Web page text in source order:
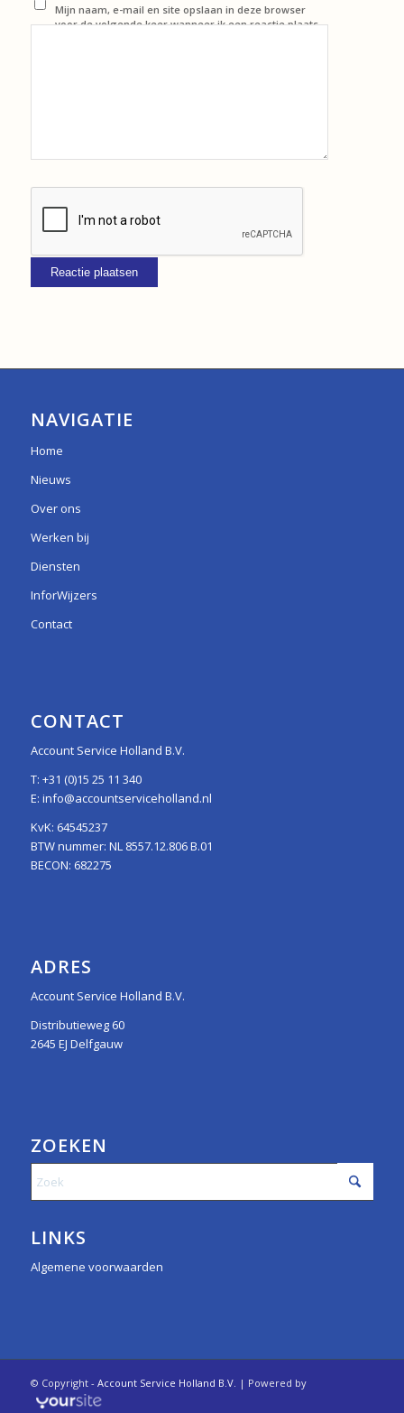
Mijn naam, e-mail en site opslaan in deze browser
voor de volgende keer wanneer ik een reactie plaats.
NAVIGATIE
Home
Nieuws
Over ons
Werken bij
Diensten
InforWijzers
Contact
CONTACT
Account Service Holland B.V.
T: +31 (0)15 25 11 340
E: info@accountserviceholland.nl
KvK: 64545237
BTW nummer: NL 8557.12.806 B.01
BECON: 682275
ADRES
Account Service Holland B.V.
Distributieweg 60
2645 EJ Delfgauw
ZOEKEN
LINKS
Algemene voorwaarden
© Copyright - Account Service Holland B.V. | Powered by